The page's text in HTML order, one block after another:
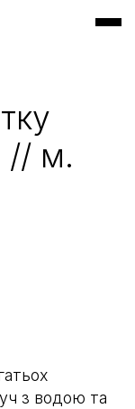
// м.
з водою та